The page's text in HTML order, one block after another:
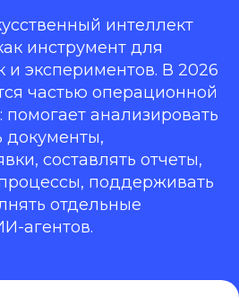
интеллект
инструмент для
и экспериментов. В 2026
частью операционной
помогает анализировать
документы,
составлять отчеты,
поддерживать
отдельные
агентов.